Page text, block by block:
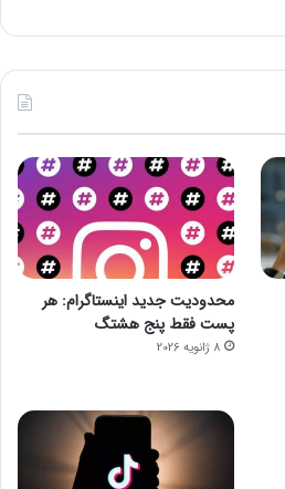
محدودیت جدید اینستاگرام: هر
پست فقط پنج هشتگ
8 ژانویه 2026